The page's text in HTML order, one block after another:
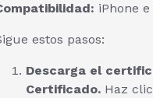
iPhone e
estos pasos:
Descarga el
Certificado.Haz clic